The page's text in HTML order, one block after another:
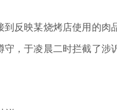
反映某烧烤店使用的肉
守，于凌晨二时拦截了涉